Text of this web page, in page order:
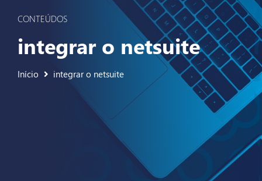
CONTEÚDOS
integrar o netsuite
Início integrar o netsuite